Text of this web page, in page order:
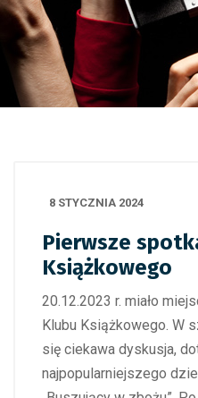
8 STYCZNIA 2024
Pierwsze
Książkowego
20.12.2023 r. miało
Klubu Książkowego. W
się ciekawa dyskusja,
najpopularniejszego